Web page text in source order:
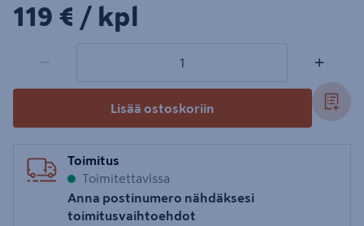
119€/kpl
119 € / kpl
− +
Lisää ostoskoriin
Toimitus
Toimitettavissa
Anna postinumero nähdäksesi
toimitusvaihtoehdot